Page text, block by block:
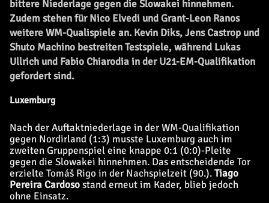
bittere Niederlage gegen die Slowakei hinnehmen.
Zudem stehen für Nico Elvedi und Grant-Leon Ranos
weitere WM-Qualispiele an. Kevin Diks, Jens Castrop und
Shuto Machino bestreiten Testspiele, während Lukas
Ullrich und Fabio Chiarodia in der U21-EM-Qualifikation
gefordert sind.
Luxemburg
Nach der Auftaktniederlage in der WM-Qualifikation
gegen Nordirland (1:3) musste Luxemburg auch im
zweiten Gruppenspiel eine knappe 0:1 (0:0)-Pleite
gegen die Slowakei hinnehmen. Das entscheidende Tor
erzielte Tomáš Rigo in der Nachspielzeit (90.).Tiago
Pereira Cardosostand erneut im Kader, blieb jedoch
ohne Einsatz.